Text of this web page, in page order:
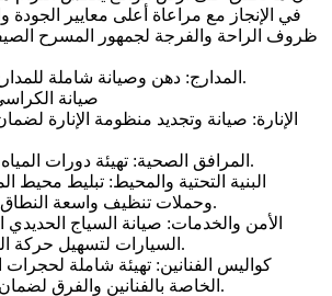
في الإنجاز مع مراعاة أعلى معايير الجودة
ظروف الراحة والفرجة لجمهور المسرح
المدارج: دهن وصيانة شاملة للمدارج لتكون في أبهى حلة.
صيانة
الإنارة: صيانة وتجديد منظومة الإنارة
المرافق الصحية: تهيئة دورات المياه وصيانتها بشكل كامل.
البنية التحتية والمحيط: تبليط محيط
وحملات تنظيف واسعة النطاق داخل وخارج المسرح.
الأمن والخدمات: صيانة السياج الحديدي
السيارات لتسهيل حركة المرور وتأمين المداخل.
كواليس الفنانين: تهيئة شاملة
الخاصة بالفنانين والفرق لضمان أفضل ظروف العمل.